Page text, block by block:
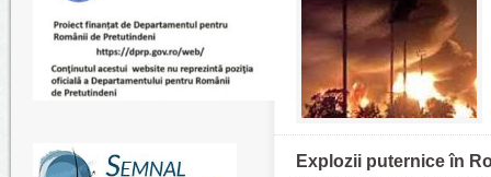
Explozii puternice în